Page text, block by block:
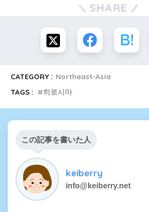
SHARE
CATEGORY : Northeast-Asia
TAGS :
히로시마
この記事を書いた人
keiberry
info@keiberry.net